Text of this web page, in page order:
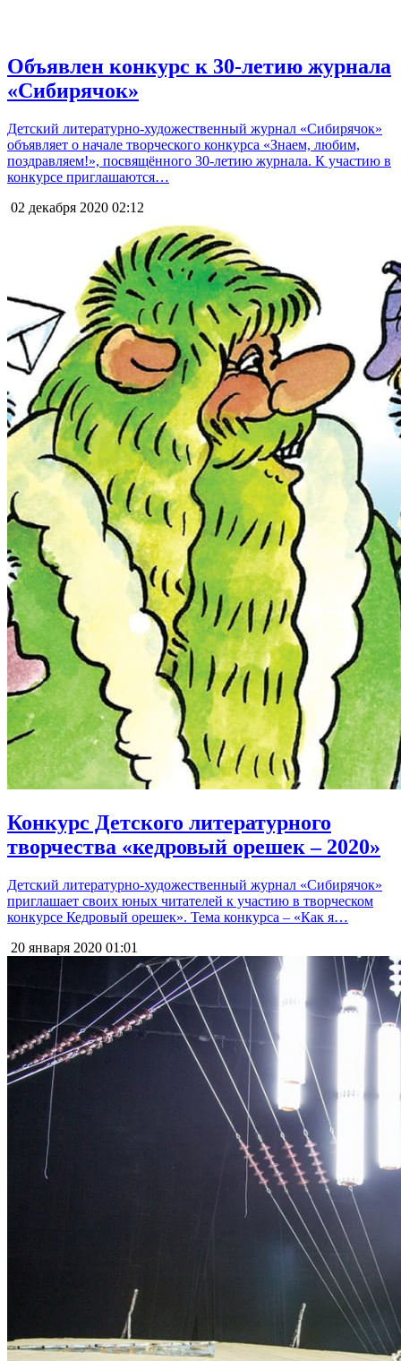
Объявлен конкурс к 30-летию журнала
«Сибирячок»
Детский литературно-художественный журнал «Сибирячок»
объявляет о начале творческого конкурса «Знаем, любим,
поздравляем!», посвящённого 30-летию журнала. К участию в
конкурсе приглашаются…
02 декабря 2020 02:12
Конкурс Детского литературного
творчества «кедровый орешек – 2020»
Детский литературно-художественный журнал «Сибирячок»
приглашает своих юных читателей к участию в творческом
конкурсе Кедровый орешек». Тема конкурса – «Как я…
20 января 2020 01:01